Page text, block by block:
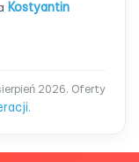
Kostyantin
2026. Oferty
.